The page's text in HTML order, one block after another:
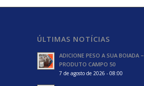
ÚLTIMAS NOTÍCIAS
ADICIONE PESO A SUA BOIADA –
PRODUTO CAMPO 50
7 de agosto de 2026 - 08:00